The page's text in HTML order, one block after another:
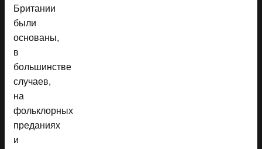
Британии
были
основаны,
в
большинстве
случаев,
на
фольклорных
преданиях
и